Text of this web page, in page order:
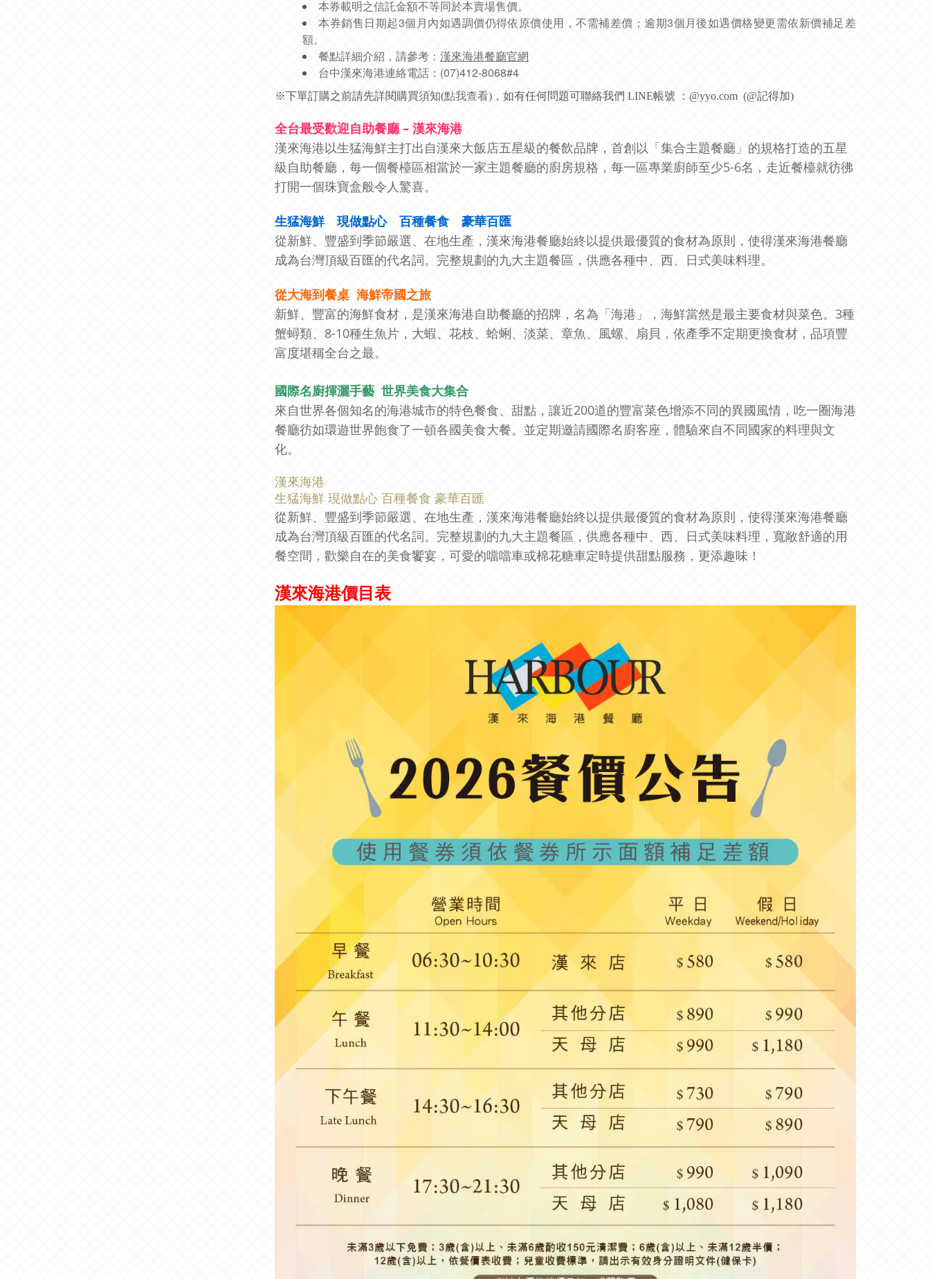
本券載明之信託金額不等同於本賣場售價。
本券銷售日期起3個月內如遇調價仍得依原價使用，不需補差價；逾期3個月後如遇價格變更需依新價補足差
額。
餐點詳細介紹，請參考： 漢來海港餐廳官網
台中漢來海港連絡電話：(07)412-8068#4
※下單訂購之前請先詳閱購買須知(點我查看)，如有任何問題可聯絡我們 LINE帳號 ：@yyo.com (@記得加)
全台最受歡迎自助餐廳 – 漢來海港
漢來海港以生猛海鮮主打出自漢來大飯店五星級的餐飲品牌，首創以「集合主題餐廳」的規格打造的五星
級自助餐廳，每一個餐檯區相當於一家主題餐廳的廚房規格，每一區專業廚師至少5-6名，走近餐檯就彷彿
打開一個珠寶盒般令人驚喜。
生猛海鮮 現做點心 百種餐食 豪華百匯
從新鮮、豐盛到季節嚴選、在地生產，漢來海港餐廳始終以提供最優質的食材為原則，使得漢來海港餐廳
成為台灣頂級百匯的代名詞。完整規劃的九大主題餐區，供應各種中、西、日式美味料理。
從大海到餐桌 海鮮帝國之旅
新鮮、豐富的海鮮食材，是漢來海港自助餐廳的招牌，名為「海港」，海鮮當然是最主要食材與菜色。3種
蟹蟳類、8-10種生魚片，大蝦、花枝、蛤蜊、淡菜、章魚、風螺、扇貝，依產季不定期更換食材，品項豐
富度堪稱全台之最。
國際名廚揮灑手藝 世界美食大集合
來自世界各個知名的海港城市的特色餐食、甜點，讓近200道的豐富菜色增添不同的異國風情，吃一圈海港
餐廳彷如環遊世界飽食了一頓各國美食大餐。並定期邀請國際名廚客座，體驗來自不同國家的料理與文
化。
漢來海港
生猛海鮮 現做點心 百種餐食 豪華百匯
從新鮮、豐盛到季節嚴選、在地生產，漢來海港餐廳始終以提供最優質的食材為原則，使得漢來海港餐廳
成為台灣頂級百匯的代名詞。完整規劃的九大主題餐區，供應各種中、 西、日式美味料理，寬敞舒適的用
餐空間，歡樂自在的美食饗宴，可愛的噹噹車或棉花糖車定時提供甜點服務，更添趣味！
漢來海港價目表